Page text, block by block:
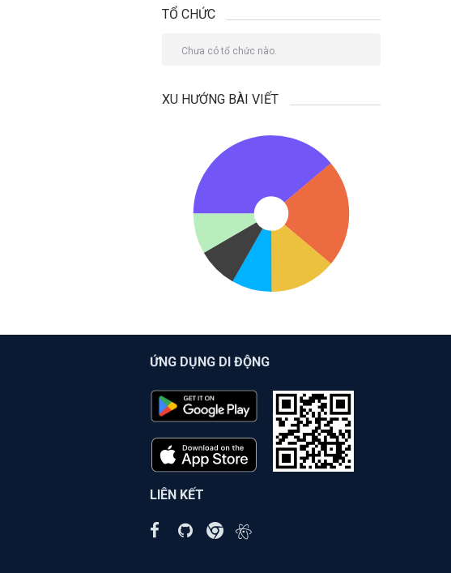
TỔ CHỨC
Chưa có tổ chức nào.
XU HƯỚNG BÀI VIẾT
ỨNG DỤNG DI ĐỘNG
LIÊN KẾT